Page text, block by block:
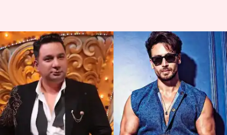
टाइगर श्रॉफ के पक्ष में आए अहमद
खान, बोले- उसे कौन सा आर्ट फिल्में
करनी हैं
लेखन पलक Jun 23, 2024 11:03 am
क्या है खबर?